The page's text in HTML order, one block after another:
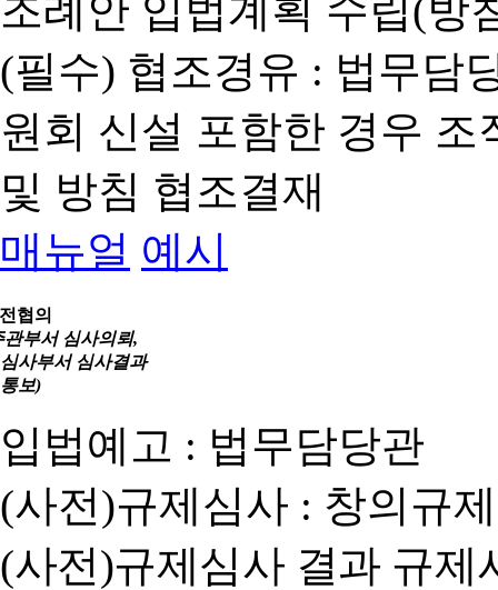
조례안 입법계획 수립(방
(필수) 협조경유 : 법무담
원회 신설 포함한 경우
및 방침 협조결재
매뉴얼 예시
협의
관부서 심사의뢰,
심사부서 심사결과
통보)
입법예고 : 법무담당관
(사전)규제심사 : 창의규
(사전)규제심사 결과 규